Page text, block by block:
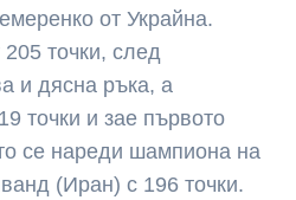
от Украйна.
точки, след
и дясна ръка, а
точки и зае първото
се нареди шампиона на
(Иран) с 196 точки.